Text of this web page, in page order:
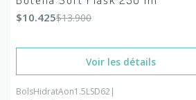
En rupture de stock
$10.425$13.900
Voir les détails
BolsHidratAon1.5LSD62|